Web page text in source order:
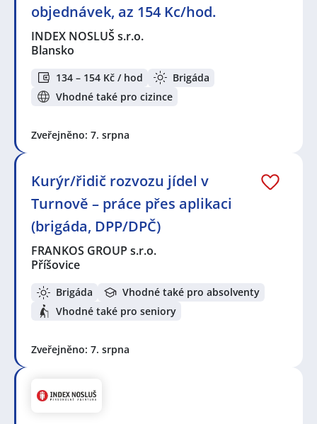
objednávek, az 154 Kc/hod.
INDEX NOSLUŠ s.r.o.
Blansko
134 – 154 Kč / hod
Brigáda
Vhodné také pro cizince
Zveřejněno: 7. srpna
Kurýr/řidič rozvozu jídel v
Turnově – práce přes aplikaci
(brigáda, DPP/DPČ)
FRANKOS GROUP s.r.o.
Příšovice
Brigáda
Vhodné také pro absolventy
Vhodné také pro seniory
Zveřejněno: 7. srpna